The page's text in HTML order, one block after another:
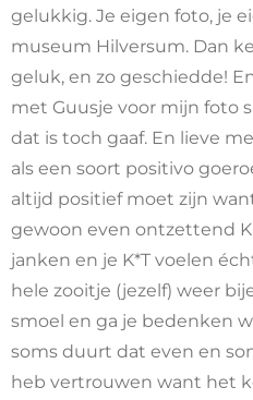
gelukkig. Je eigen foto, je
museum Hilversum. Dan
geluk, en zo geschiedde!
met Guusje voor mijn foto
dat is toch gaaf. En lieve
als een soort positivo
altijd positief moet zijn
gewoon even ontzettend
janken en je K*T voelen
hele zooitje (jezelf) weer
smoel en ga je bedenken
soms duurt dat even en
heb vertrouwen want het